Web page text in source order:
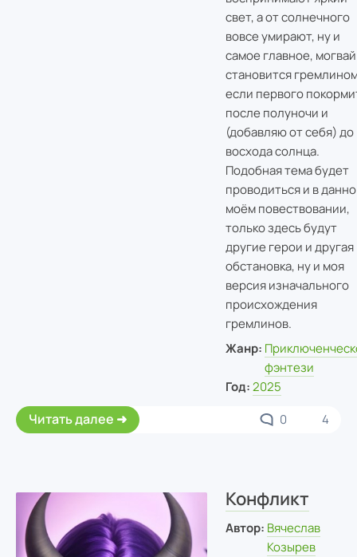
свет, а от солнечного
вовсе умирают, ну и
самое главное, могвай
становится
если первого
после полуночи и
(добавляю от себя) до
восхода солнца.
Подобная тема будет
проводиться и в
моём повествовании,
только здесь будут
другие герои и другая
обстановка, ну и моя
версия изначального
происхождения
гремлинов.
Жанр:
фэнтези
Год: 2025
Читать далее 0 4
Конфликт
Автор: Вячеслав
Козырев